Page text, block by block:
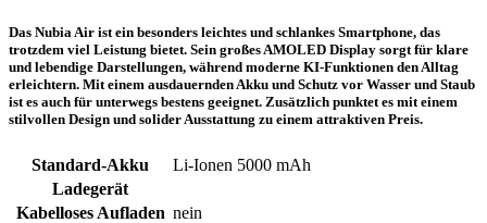
Das Nubia Air ist ein besonders leichtes und schlankes Smartphone, das
trotzdem viel Leistung bietet. Sein großes AMOLED Display sorgt für klare
und lebendige Darstellungen, während moderne KI-Funktionen den Alltag
erleichtern. Mit einem ausdauernden Akku und Schutz vor Wasser und Staub
ist es auch für unterwegs bestens geeignet. Zusätzlich punktet es mit einem
stilvollen Design und solider Ausstattung zu einem attraktiven Preis.
Standard-Akku
Li-Ionen 5000 mAh
Ladegerät
Kabelloses Aufladen nein